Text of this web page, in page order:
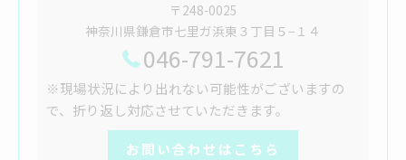
〒248-0025
神奈川県鎌倉市七里ガ浜東３丁目５−１４
046-791-7621
※現場状況により出れない可能性がございますの
で、折り返し対応させていただきます。
お問い合わせはこちら